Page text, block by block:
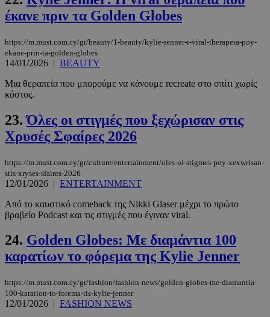
έκανε πριν τα Golden Globes
https://m.must.com.cy/gr/beauty/1-beauty/kylie-jenner-i-viral-therapeia-poy-
ekane-prin-ta-golden-globes
14/01/2026 | BEAUTY
Μια θεραπεία που μπορούμε να κάνουμε recreate στο σπίτι χωρίς
κόστος.
23.Όλες οι στιγμές που ξεχώρισαν στις
Χρυσές Σφαίρες 2026
https://m.must.com.cy/gr/culture/entertainment/oles-oi-stigmes-poy-xexwrisan-
stis-xryses-sfaires-2026
12/01/2026 | ENTERTAINMENT
Από το καυστικό comeback της Nikki Glaser μέχρι το πρώτο
βραβείο Podcast και τις στιγμές που έγιναν viral.
24. Golden Globes: Με διαμάντια 100
καρατίων το φόρεμα της Kylie Jenner
https://m.must.com.cy/gr/fashion/fashion-news/golden-globes-me-diamantia-
100-karation-to-forema-tis-kylie-jenner
12/01/2026 | FASHION NEWS
LangCookie www.must.com.cy
1
CookieScriptConsent
Google
Privacy Policy